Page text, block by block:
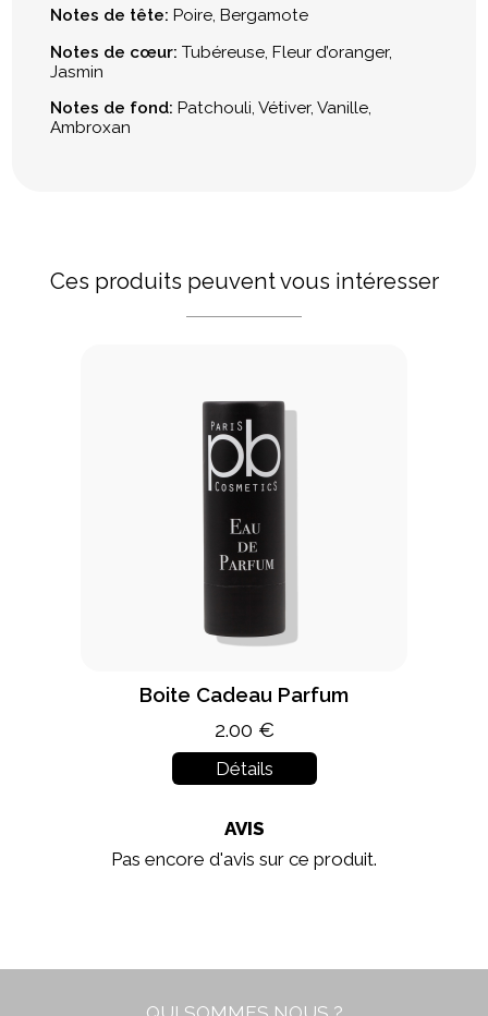
Notes de tête: Poire, Bergamote
Notes de cœur:Tubéreuse, Fleur d’oranger,
Jasmin
Notes de fond:Patchouli, Vétiver, Vanille,
Ambroxan
Ces produits peuvent vous intéresser
Boite Cadeau Parfum
2.00 €
Détails
AVIS
Pas encore d'avis sur ce produit.